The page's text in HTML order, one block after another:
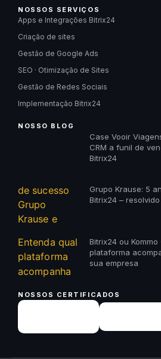
NOSSOS SERVIÇOS
Apps e Integrações Bitrix24
Criação de sites
Gestão de Google Ads
SEO · Otimização de Sites
Gestão de Redes Sociais
Implementação Bitrix24
NOSSO BLOG
Case Vooir
CRM a funil de
Bitrix24
Grupo Krause: 5
Bitrix24 –
Bitrix24 ou Kommo
plataforma
sua empresa
NOSSOS CERTIFICADOS